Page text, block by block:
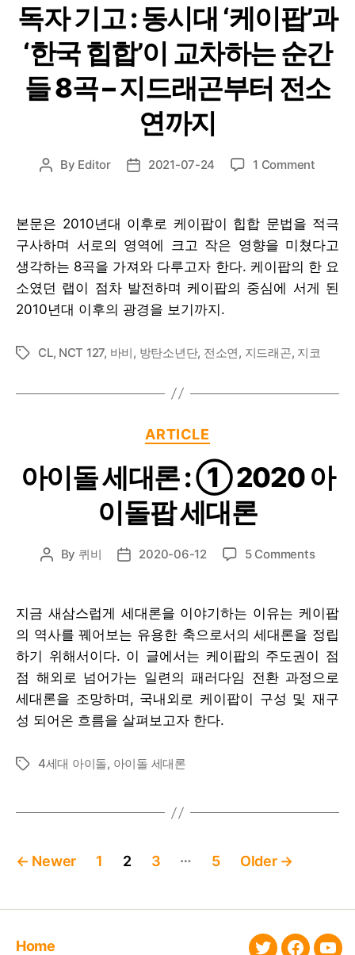
독자 기고 : 동시대 ‘케이팝’과
‘한국 힙합’이 교차하는 순간
들 8곡 – 지드래곤부터 전소
연까지
Post
By Editor
Post2021-07-24 1 Commenton
기
고
:
동
시
팝’과
국
하
지
드
래
곤
부
터
본문은 2010년대 이후로 케이팝이 힙합 문법을 적극
구사하며 서로의 영역에 크고 작은 영향을 미쳤다고
생각하는 8곡을 가져와 다루고자 한다. 케이팝의 한 요
소였던 랩이 점차 발전하며 케이팝의 중심에 서게 된
2010년대 이후의 광경을 보기까지.
TagsCL, NCT 127, 바비, 방탄소년단, 전소연, 지드래곤, 지코
Categories
ARTICLE
아이돌 세대론 : ① 2020 아
이돌팝 세대론
Post
By 퀴비
Post2020-06-12 5 Commentson
돌
세
대
:
①
2020
대
지금 새삼스럽게 세대론을 이야기하는 이유는 케이팝
의 역사를 꿰어보는 유용한 축으로서의 세대론을 정립
하기 위해서이다. 이 글에서는 케이팝의 주도권이 점
점 해외로 넘어가는 일련의 패러다임 전환 과정으로
세대론을 조망하며, 국내외로 케이팝이 구성 및 재구
성 되어온 흐름을 살펴보고자 한다.
Tags4세대 아이돌, 아이돌 세대론
Posts
← Newer 1 2 3 … 5 Older →
Home